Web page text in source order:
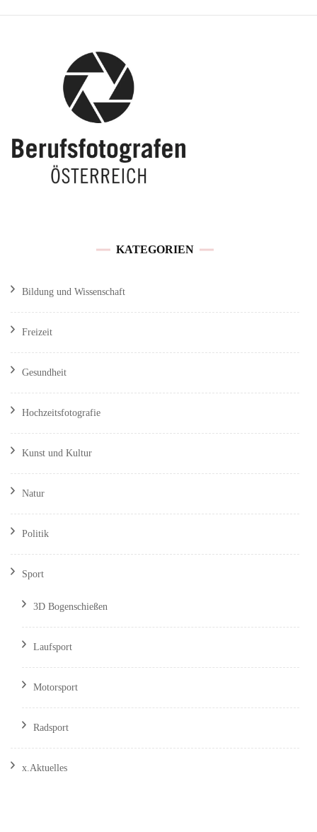
KATEGORIEN
Bildung und Wissenschaft
Freizeit
Gesundheit
Hochzeitsfotografie
Kunst und Kultur
Natur
Politik
Sport
3D Bogenschießen
Laufsport
Motorsport
Radsport
x.Aktuelles